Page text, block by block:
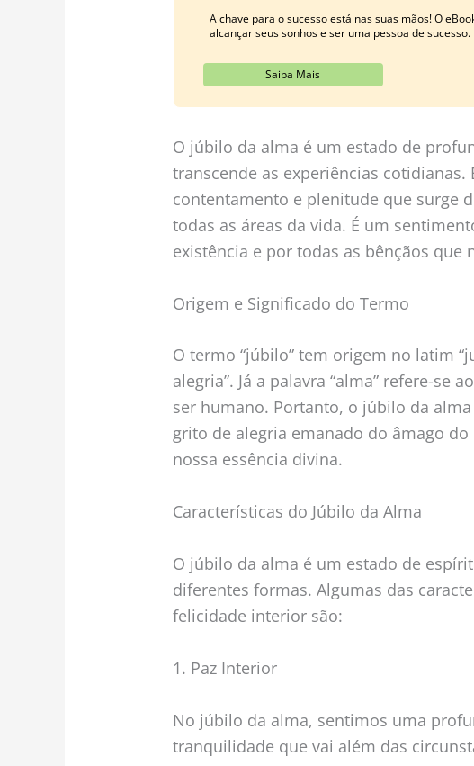
A chave para o sucesso está nas suas mãos! O
alcançar seus sonhos e ser uma pessoa de sucesso.
Saiba Mais
O júbilo da alma é um estado de
transcende as experiências cotidianas.
contentamento e plenitude que surge
todas as áreas da vida. É um
existência e por todas as bênçãos que
Origem e Significado do Termo
O termo “júbilo” tem origem no latim
alegria”. Já a palavra “alma” refere-se
ser humano. Portanto, o júbilo da
grito de alegria emanado do âmago
nossa essência divina.
Características do Júbilo da Alma
O júbilo da alma é um estado de
diferentes formas. Algumas das
felicidade interior são:
1. Paz Interior
No júbilo da alma, sentimos uma
tranquilidade que vai além das